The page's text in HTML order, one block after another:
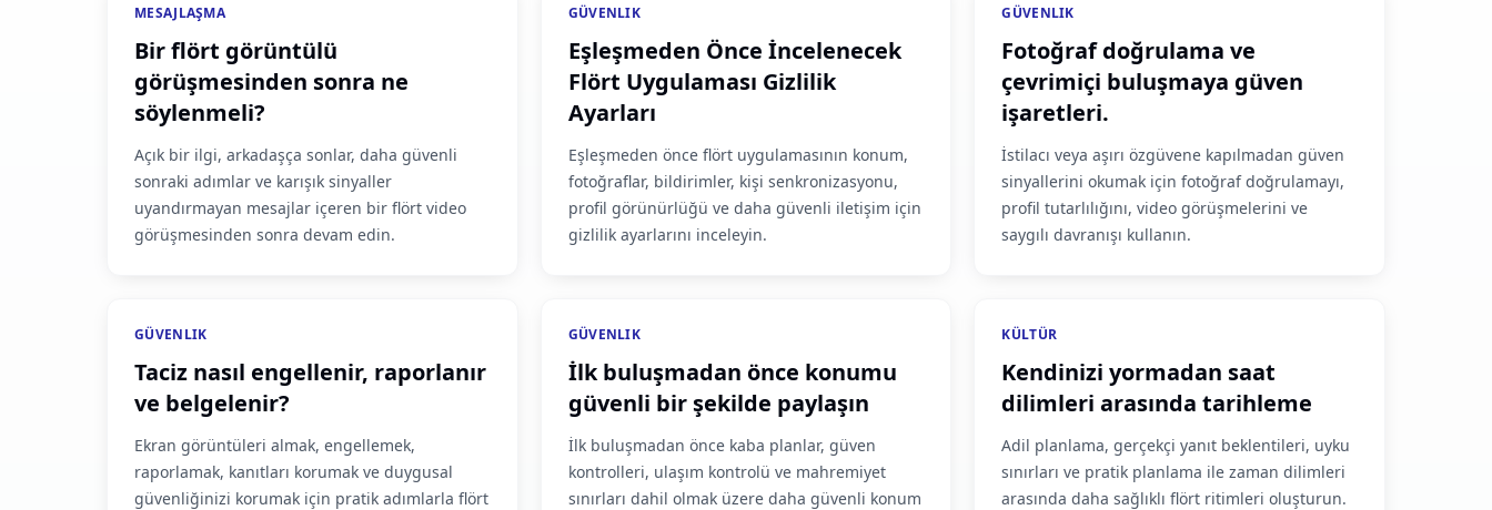
MESAJLAŞMA
Bir flört görüntülü
görüşmesinden sonra ne
söylenmeli?
Açık bir ilgi, arkadaşça sonlar, daha güvenli
sonraki adımlar ve karışık sinyaller
uyandırmayan mesajlar içeren bir flört video
görüşmesinden sonra devam edin.
GÜVENLIK
Eşleşmeden Önce İncelenecek
Flört Uygulaması Gizlilik
Ayarları
Eşleşmeden önce flört uygulamasının konum,
fotoğraflar, bildirimler, kişi senkronizasyonu,
profil görünürlüğü ve daha güvenli iletişim için
gizlilik ayarlarını inceleyin.
GÜVENLIK
Fotoğraf doğrulama ve
çevrimiçi buluşmaya güven
işaretleri.
İstilacı veya aşırı özgüvene kapılmadan güven
sinyallerini okumak için fotoğraf doğrulamayı,
profil tutarlılığını, video görüşmelerini ve
saygılı davranışı kullanın.
GÜVENLIK
Taciz nasıl engellenir, raporlanır
ve belgelenir?
Ekran görüntüleri almak, engellemek,
raporlamak, kanıtları korumak ve duygusal
güvenliğinizi korumak için pratik adımlarla flört
GÜVENLIK
İlk buluşmadan önce konumu
güvenli bir şekilde paylaşın
İlk buluşmadan önce kaba planlar, güven
kontrolleri, ulaşım kontrolü ve mahremiyet
sınırları dahil olmak üzere daha güvenli konum
KÜLTÜR
Kendinizi yormadan saat
dilimleri arasında tarihleme
Adil planlama, gerçekçi yanıt beklentileri, uyku
sınırları ve pratik planlama ile zaman dilimleri
arasında daha sağlıklı flört ritimleri oluşturun.